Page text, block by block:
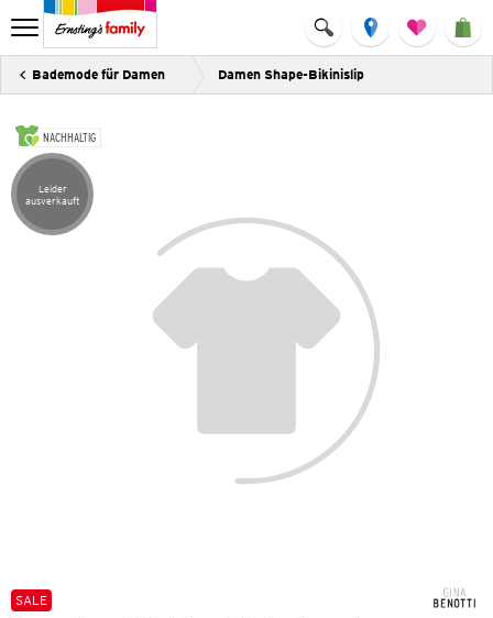
Bademode für Damen Damen Shape-Bikinislip
NACHHALTIG
Artikel leider ausverkauft
Leider
ausverkauft
SALE